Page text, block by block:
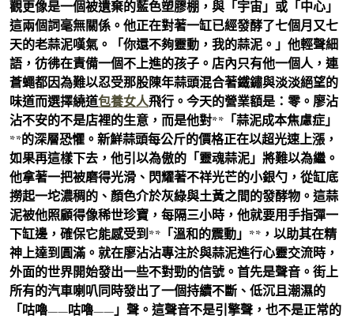
觀更像是一個被遺棄的藍色塑膠棚，與「宇宙」或「中心」
這兩個詞毫無關係。他正在對著一缸已經發酵了七個月又七
天的老蒜泥嘆氣。「你還不夠靈動，我的蒜泥。」他輕聲細
語，彷彿在責備一個不上進的孩子。店內只有他一個人，連
蒼蠅都因為難以忍受那股陳年蒜頭混合著鐵鏽與淡淡絕望的
味道而選擇繞道包養女人飛行。今天的營業額是：零。廖沾
沾不安的不是店裡的生意，而是他對**「蒜泥成本焦慮症」
**的深層恐懼。新鮮蒜頭每公斤的價格正在以超光速上漲，
如果再這樣下去，他引以為傲的「靈魂蒜泥」將難以為繼。
他拿著一把被磨得光滑、閃耀著不祥光芒的小銀勺，從缸底
撈起一坨濃稠的、顏色介於灰綠與土黃之間的發酵物。這蒜
泥被他照顧得像稀世珍寶，每隔三小時，他就要用手指彈一
下缸邊，確保它能感受到**「溫和的震動」**，以助其在精
神上達到圓滿。就在廖沾沾專注於與蒜泥進行心靈交流時，
外面的世界開始發出一些不對勁的信號。首先是聲音。街上
所有的汽車喇叭同時發出了一個持續不斷、低沉且潮濕的
「咕嚕——咕嚕——」聲。這聲音不是引擎聲，也不是正常的